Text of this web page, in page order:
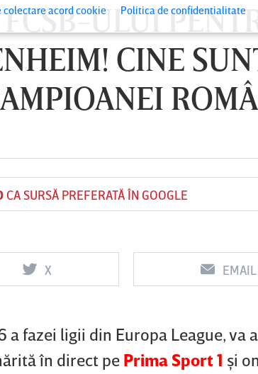
ULUI
CINE
CA SURSĂ PREFERATĂ ÎN GOOGLE
X EMAIL
fazei ligii din Europa League, va
în direct pe Prima Sport 1 şi
UTA Arad
Vs
Rapid
colectare acord cookie Politica de confidentialitate